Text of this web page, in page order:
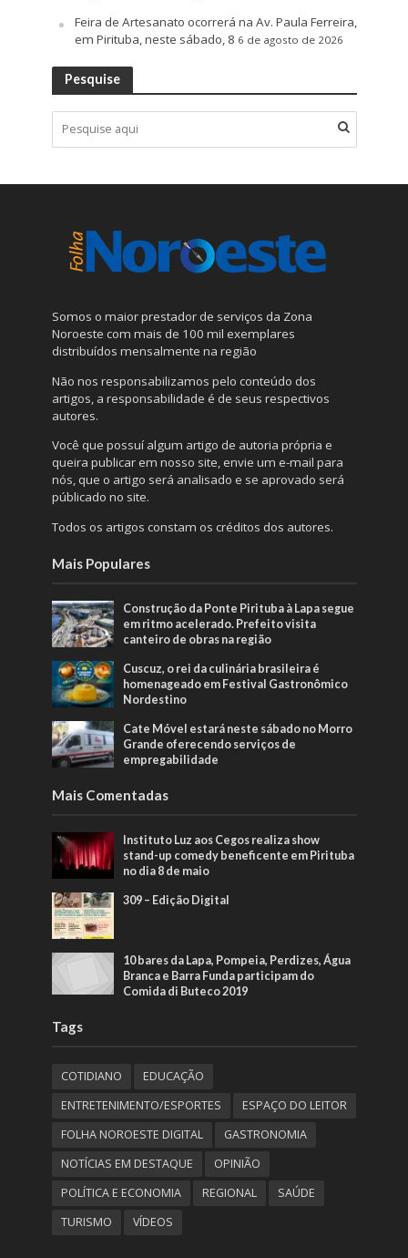
Feira de Artesanato ocorrerá na Av. Paula Ferreira,
em Pirituba, neste sábado, 8 6 de agosto de 2026
Pesquise
Somos o maior prestador de serviços da Zona
Noroeste com mais de 100 mil exemplares
distribuídos mensalmente na região
Não nos responsabilizamos pelo conteúdo dos
artigos, a responsabilidade é de seus respectivos
autores.
Você que possuí algum artigo de autoria própria e
queira publicar em nosso site, envie um e-mail para
nós, que o artigo será analisado e se aprovado será
públicado no site.
Todos os artigos constam os créditos dos autores.
Mais Populares
Construção da Ponte Pirituba à Lapa segue
em ritmo acelerado. Prefeito visita
canteiro de obras na região
Cuscuz, o rei da culinária brasileira é
homenageado em Festival Gastronômico
Nordestino
Cate Móvel estará neste sábado no Morro
Grande oferecendo serviços de
empregabilidade
Mais Comentadas
Instituto Luz aos Cegos realiza show
stand-up comedy beneficente em Pirituba
no dia 8 de maio
309 – Edição Digital
10 bares da Lapa, Pompeia, Perdizes, Água
Branca e Barra Funda participam do
Comida di Buteco 2019
Tags
COTIDIANO
EDUCAÇÃO
ENTRETENIMENTO/ESPORTES
ESPAÇO DO LEITOR
FOLHA NOROESTE DIGITAL
GASTRONOMIA
NOTÍCIAS EM DESTAQUE
OPINIÃO
POLÍTICA E ECONOMIA
REGIONAL
SAÚDE
TURISMO
VÍDEOS